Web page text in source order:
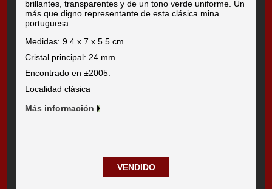
brillantes, transparentes y de un tono verde uniforme. Un
más que digno representante de esta clásica mina
portuguesa.
Medidas: 9.4 x 7 x 5.5 cm.
Cristal principal: 24 mm.
Encontrado en ±2005.
Localidad clásica
Más información
VENDIDO